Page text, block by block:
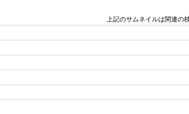
上記のサムネイルは関連の